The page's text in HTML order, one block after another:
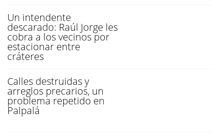
Un intendente
descarado: Raúl Jorge les
cobra a los vecinos por
estacionar entre
cráteres
Calles destruidas y
arreglos precarios, un
problema repetido en
Palpalá